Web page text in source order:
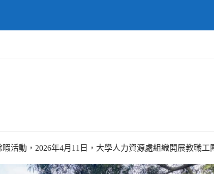
暇活動， 2026年4月 11 日，大學人力資源處組織開展教職工